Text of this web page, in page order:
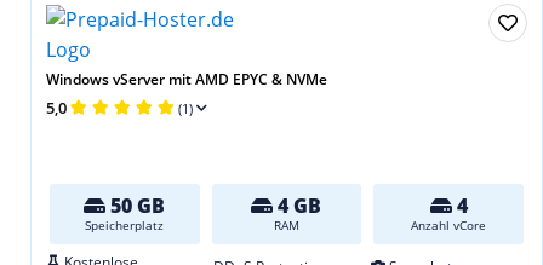
Windows vServer mit AMD EPYC & NVMe
5,0 (1)
50 GB
Speicherplatz
4 GB
RAM
4
Anzahl vCore